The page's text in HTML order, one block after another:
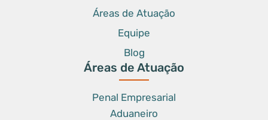
Áreas de Atuação
Equipe
Blog
Áreas de Atuação
Penal Empresarial
Aduaneiro